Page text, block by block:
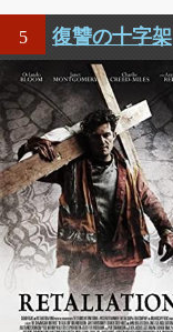
5 復讐の十字架